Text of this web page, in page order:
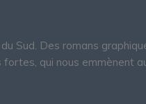
Sud. Des romans
qui nous emmènent